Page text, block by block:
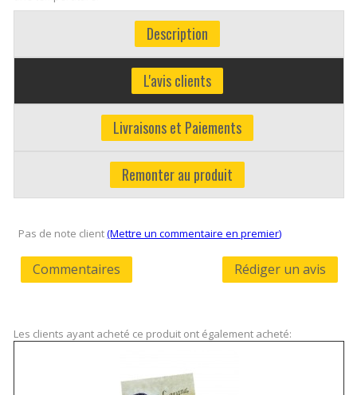
Description
L'avis clients
Livraisons et Paiements
Remonter au produit
Pas de note client(Mettre un commentaire en premier)
Commentaires Rédiger un avis
Les clients ayant acheté ce produit ont également acheté: